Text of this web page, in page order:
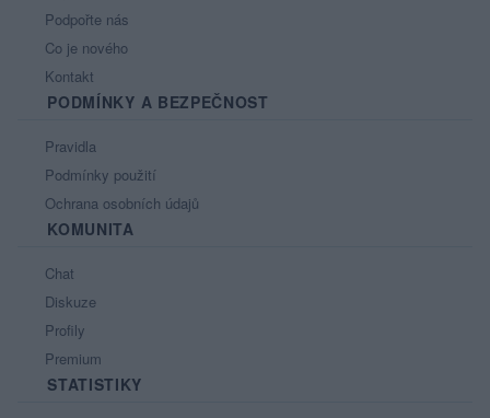
Podpořte nás
Co je nového
Kontakt
PODMÍNKY A BEZPEČNOST
Pravidla
Podmínky použití
Ochrana osobních údajů
KOMUNITA
Chat
Diskuze
Profily
Premium
STATISTIKY